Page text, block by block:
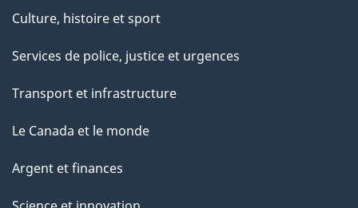
Culture, histoire et sport
Services de police, justice et urgences
Transport et infrastructure
Le Canada et le monde
Argent et finances